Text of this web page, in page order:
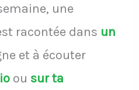
une
racontée dans un
et à écouter
ou sur ta